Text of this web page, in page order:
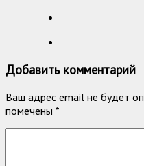
Добавить комментарий
Ваш адрес email не будет
помечены *